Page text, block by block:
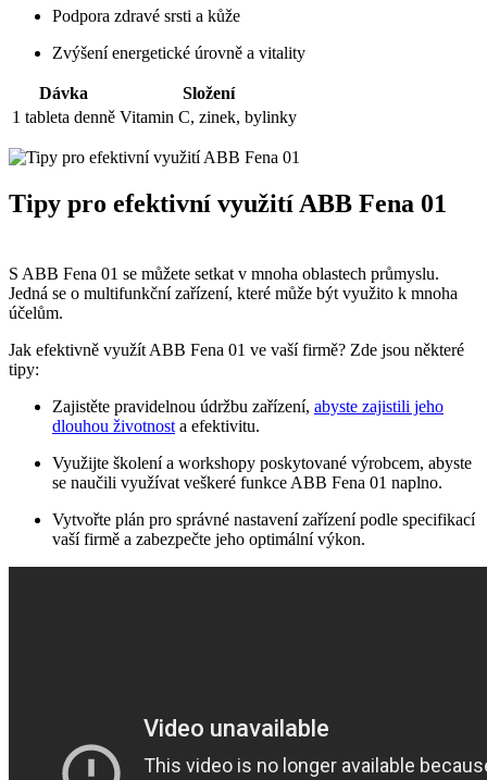
Podpora zdravé srsti a kůže
Zvýšení energetické úrovně a vitality
Dávka
Složení
1 tableta denně Vitamin C, zinek, bylinky
Tipy pro efektivní využití ABB Fena 01
S ABB Fena 01 se můžete setkat v mnoha oblastech průmyslu.
Jedná se o multifunkční zařízení, které může být využito k mnoha
účelům.
Jak efektivně využít ABB Fena 01 ve vaší firmě? Zde jsou některé
tipy:
Zajistěte pravidelnou údržbu zařízení, abyste zajistili jeho
dlouhou životnost a efektivitu.
Využijte školení a workshopy poskytované výrobcem, abyste
se naučili využívat veškeré funkce ABB Fena 01 naplno.
Vytvořte plán pro správné nastavení zařízení podle specifikací
vaší firmě a zabezpečte jeho optimální výkon.